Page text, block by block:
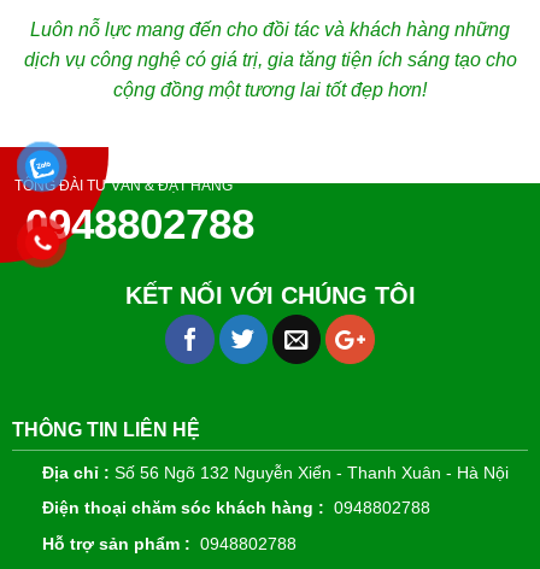
Luôn nỗ lực mang đến cho đồi tác và khách hàng những
dịch vụ công nghệ có giá trị, gia tăng tiện ích sáng tạo cho
cộng đồng một tương lai tốt đẹp hơn!
TỔNG ĐÀI TƯ VẤN & ĐẶT HÀNG
0948802788
KẾT NỐI VỚI CHÚNG TÔI
THÔNG TIN LIÊN HỆ
Địa chỉ : Số 56 Ngõ 132 Nguyễn Xiển - Thanh Xuân - Hà Nội
Điện thoại chăm sóc khách hàng : 0948802788
Hỗ trợ sản phẩm : 0948802788